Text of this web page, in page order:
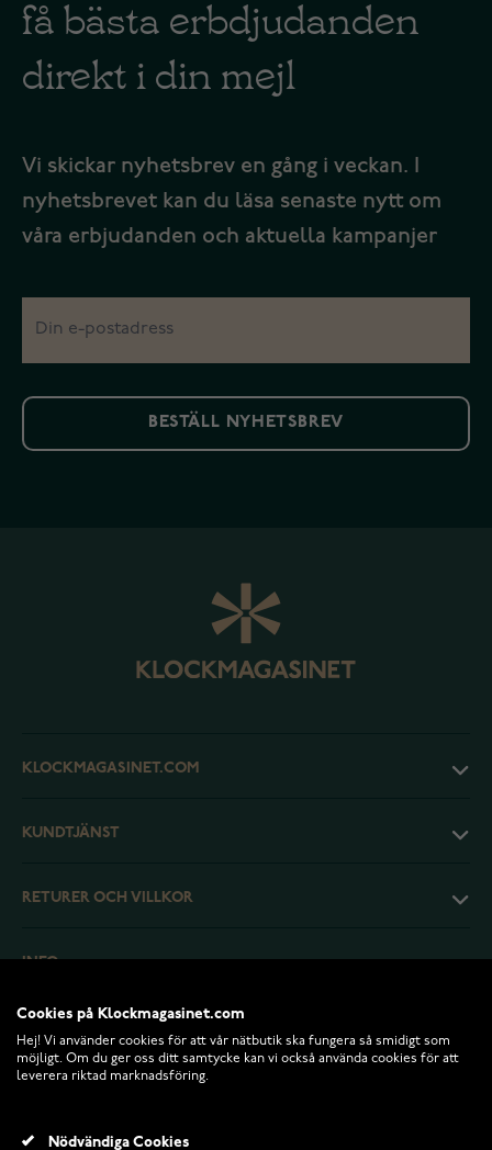
få bästa erbdjudanden
direkt i din mejl
Vi skickar nyhetsbrev en gång i veckan. I
nyhetsbrevet kan du läsa senaste nytt om
våra erbjudanden och aktuella kampanjer
BESTÄLL NYHETSBREV
KLOCKMAGASINET.COM
KUNDTJÄNST
RETURER OCH VILLKOR
INFO
Cookies på Klockmagasinet.com
Hej! Vi använder cookies för att vår nätbutik ska fungera så smidigt som
möjligt. Om du ger oss ditt samtycke kan vi också använda cookies för att
leverera riktad marknadsföring.
Nödvändiga Cookies